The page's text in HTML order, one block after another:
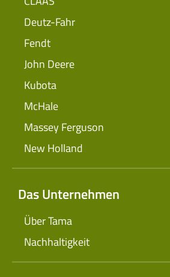
Deutz-Fahr
Fendt
John Deere
Kubota
McHale
Massey Ferguson
New Holland
Das Unternehmen
Über Tama
Nachhaltigkeit